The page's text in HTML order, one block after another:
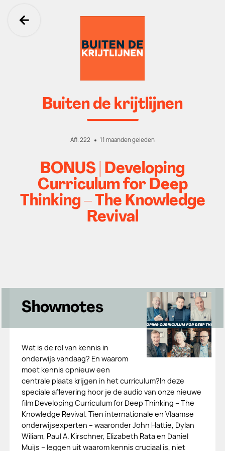
Ga terug
Buiten de krijtlijnen
Afl. 222 11 maanden geleden
BONUS | Developing
Curriculum for Deep
Thinking – The Knowledge
Revival
Shownotes
Wat is de rol van kennis in
onderwijs vandaag? En waarom
moet kennis opnieuw een
centrale plaats krijgen in het curriculum?In deze
speciale aflevering hoor je de audio van onze nieuwe
film Developing Curriculum for Deep Thinking – The
Knowledge Revival. Tien internationale en Vlaamse
onderwijsexperten – waaronder John Hattie, Dylan
Wiliam, Paul A. Kirschner, Elizabeth Rata en Daniel
Muijs – leggen uit waarom kennis cruciaal is, niet